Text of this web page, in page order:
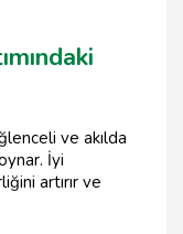
ve akılda
İyi
artırır ve